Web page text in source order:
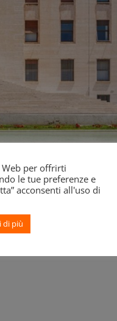
primo posto mondiale per
2018 sotto la direzione
per Archeologia,
che si riflette in tutti
prestigioso dipartimento, i
del database.
per offrirti
le tue preferenze e
acconsenti all'uso di
di più